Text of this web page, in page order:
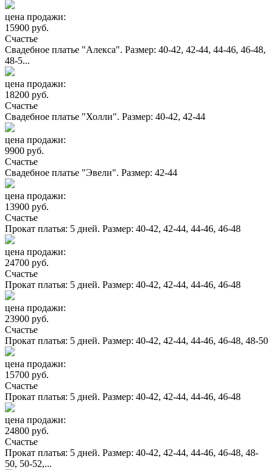
цена продажи:
15900 руб.
Счастье
Свадебное платье "Алекса". Размер: 40-42, 42-44, 44-46, 46-48,
48-5...
цена продажи:
18200 руб.
Счастье
Свадебное платье "Холли". Размер: 40-42, 42-44
цена продажи:
9900 руб.
Счастье
Свадебное платье "Эвели". Размер: 42-44
цена продажи:
13900 руб.
Счастье
Прокат платья: 5 дней. Размер: 40-42, 42-44, 44-46, 46-48
цена продажи:
24700 руб.
Счастье
Прокат платья: 5 дней. Размер: 40-42, 42-44, 44-46, 46-48
цена продажи:
23900 руб.
Счастье
Прокат платья: 5 дней. Размер: 40-42, 42-44, 44-46, 46-48, 48-50
цена продажи:
15700 руб.
Счастье
Прокат платья: 5 дней. Размер: 40-42, 42-44, 44-46, 46-48
цена продажи:
24800 руб.
Счастье
Прокат платья: 5 дней. Размер: 40-42, 42-44, 44-46, 46-48, 48-
50, 50-52,...